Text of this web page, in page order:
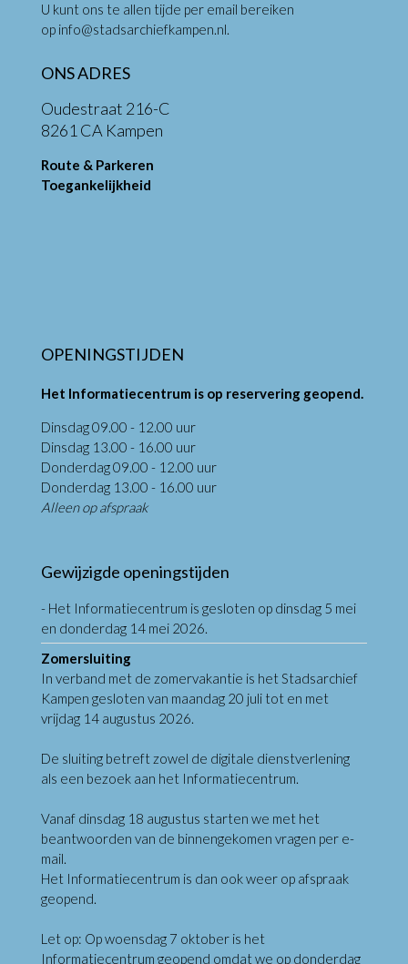
U kunt ons te allen tijde per email bereiken
op info@stadsarchiefkampen.nl.
ONS ADRES
Oudestraat 216-C
8261 CA Kampen
Route & Parkeren
Toegankelijkheid
OPENINGSTIJDEN
Het Informatiecentrum is op reservering geopend.
Dinsdag 09.00 - 12.00 uur
Dinsdag 13.00 - 16.00 uur
Donderdag 09.00 - 12.00 uur
Donderdag 13.00 - 16.00 uur
Alleen op afspraak
Gewijzigde openingstijden
- Het Informatiecentrum is gesloten op dinsdag 5 mei
en donderdag 14 mei 2026.
Zomersluiting
In verband met de zomervakantie is het Stadsarchief
Kampen gesloten van maandag 20 juli tot en met
vrijdag 14 augustus 2026.
De sluiting betreft zowel de digitale dienstverlening
als een bezoek aan het Informatiecentrum.
Vanaf dinsdag 18 augustus starten we met het
beantwoorden van de binnengekomen vragen per e-
mail.
Het Informatiecentrum is dan ook weer op afspraak
geopend.
Let op: Op woensdag 7 oktober is het
Informatiecentrum geopend omdat we op donderdag